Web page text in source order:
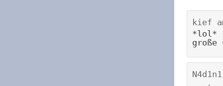
kief
*lol*
große
N4d1n1